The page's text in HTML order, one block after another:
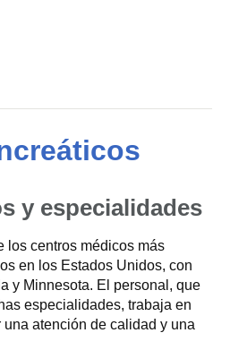
y especialidades
los centros médicos más
en los Estados Unidos, con
y Minnesota. El personal, que
especialidades, trabaja en
atención de calidad y una